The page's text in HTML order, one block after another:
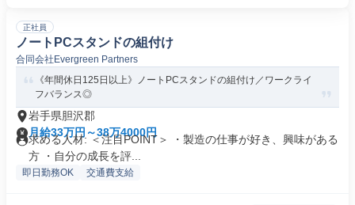
正社員
ノートPCスタンドの組付け
合同会社Evergreen Partners
《年間休日125日以上》ノートPCスタンドの組付け／ワークライ
フバランス◎
岩手県胆沢郡
月給33万円～38万4000円
求める人材: ＜注目POINT＞ ・製造の仕事が好き、興味がある
方 ・自分の成長を評...
即日勤務OK 交通費支給